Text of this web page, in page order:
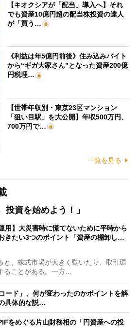
【キオクシアが「配当」導入へ】それ
でも資産10億円超の配当株投資の達人
が「買う…
《利益は年5億円前後》住み込みバイト
から“ギガ大家さん”となった資産200億
円税理…
【世帯年収別・東京23区マンション
「狙い目駅」を大公開】年収500万円、
700万円で…
一覧を見る
投資を始めよう！」
用】大災害時に慌てないために平時から
きたい3つのポイント「資産の棚卸し…
、株式市場が大きく動いたり、取引環
ることがある。一方…
ード」、何が変わったのかポイントを解
具体的な説…
をめぐる片山財務相の「円資産への投